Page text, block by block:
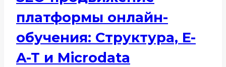
платформы онлайн-
обучения: Структура, E-
A-T и Microdata